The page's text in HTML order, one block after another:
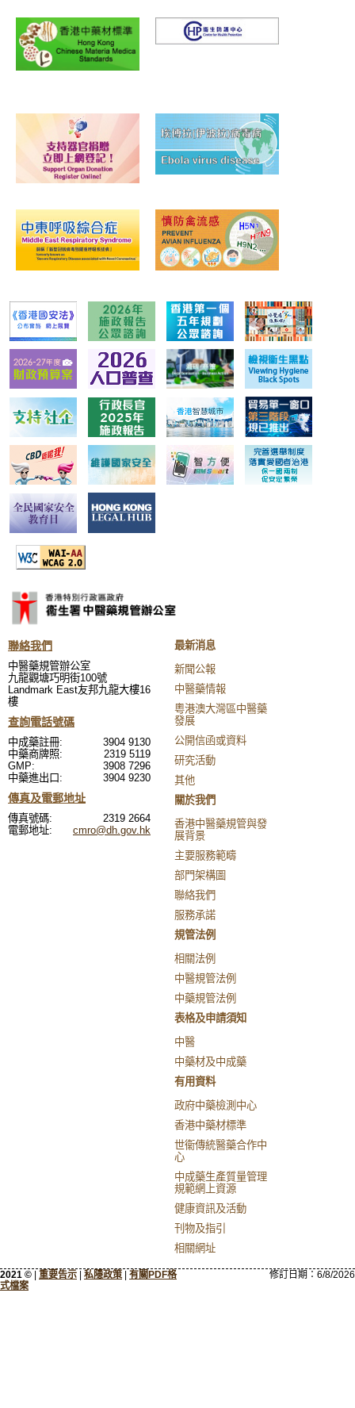
聯絡我們
中醫藥規管辦公室
九龍觀塘巧明街100號
Landmark East友邦九龍大樓16
樓
查詢電話號碼
中成藥註冊:
3904 9130
中藥商牌照:
2319 5119
GMP:
3908 7296
中藥進出口:
3904 9230
傳真及電郵地址
傳真號碼:
2319 2664
電郵地址:
cmro@dh.gov.hk
最新消息
新聞公報
中醫藥情報
粵港澳大灣區中醫藥
發展
公開信函或資料
研究活動
其他
關於我們
香港中醫藥規管與發
展背景
主要服務範疇
部門架構圖
聯絡我們
服務承諾
規管法例
相關法例
中醫規管法例
中藥規管法例
表格及申請須知
中醫
中藥材及中成藥
有用資料
政府中藥檢測中心
香港中藥材標準
世衞傳統醫藥合作中
心
中成藥生產質量管理
規範網上資源
健康資訊及活動
刊物及指引
相關網址
2021 © | 重要告示 | 私隱政策 | 有關PDF格
式檔案
修訂日期： 6/8/2026